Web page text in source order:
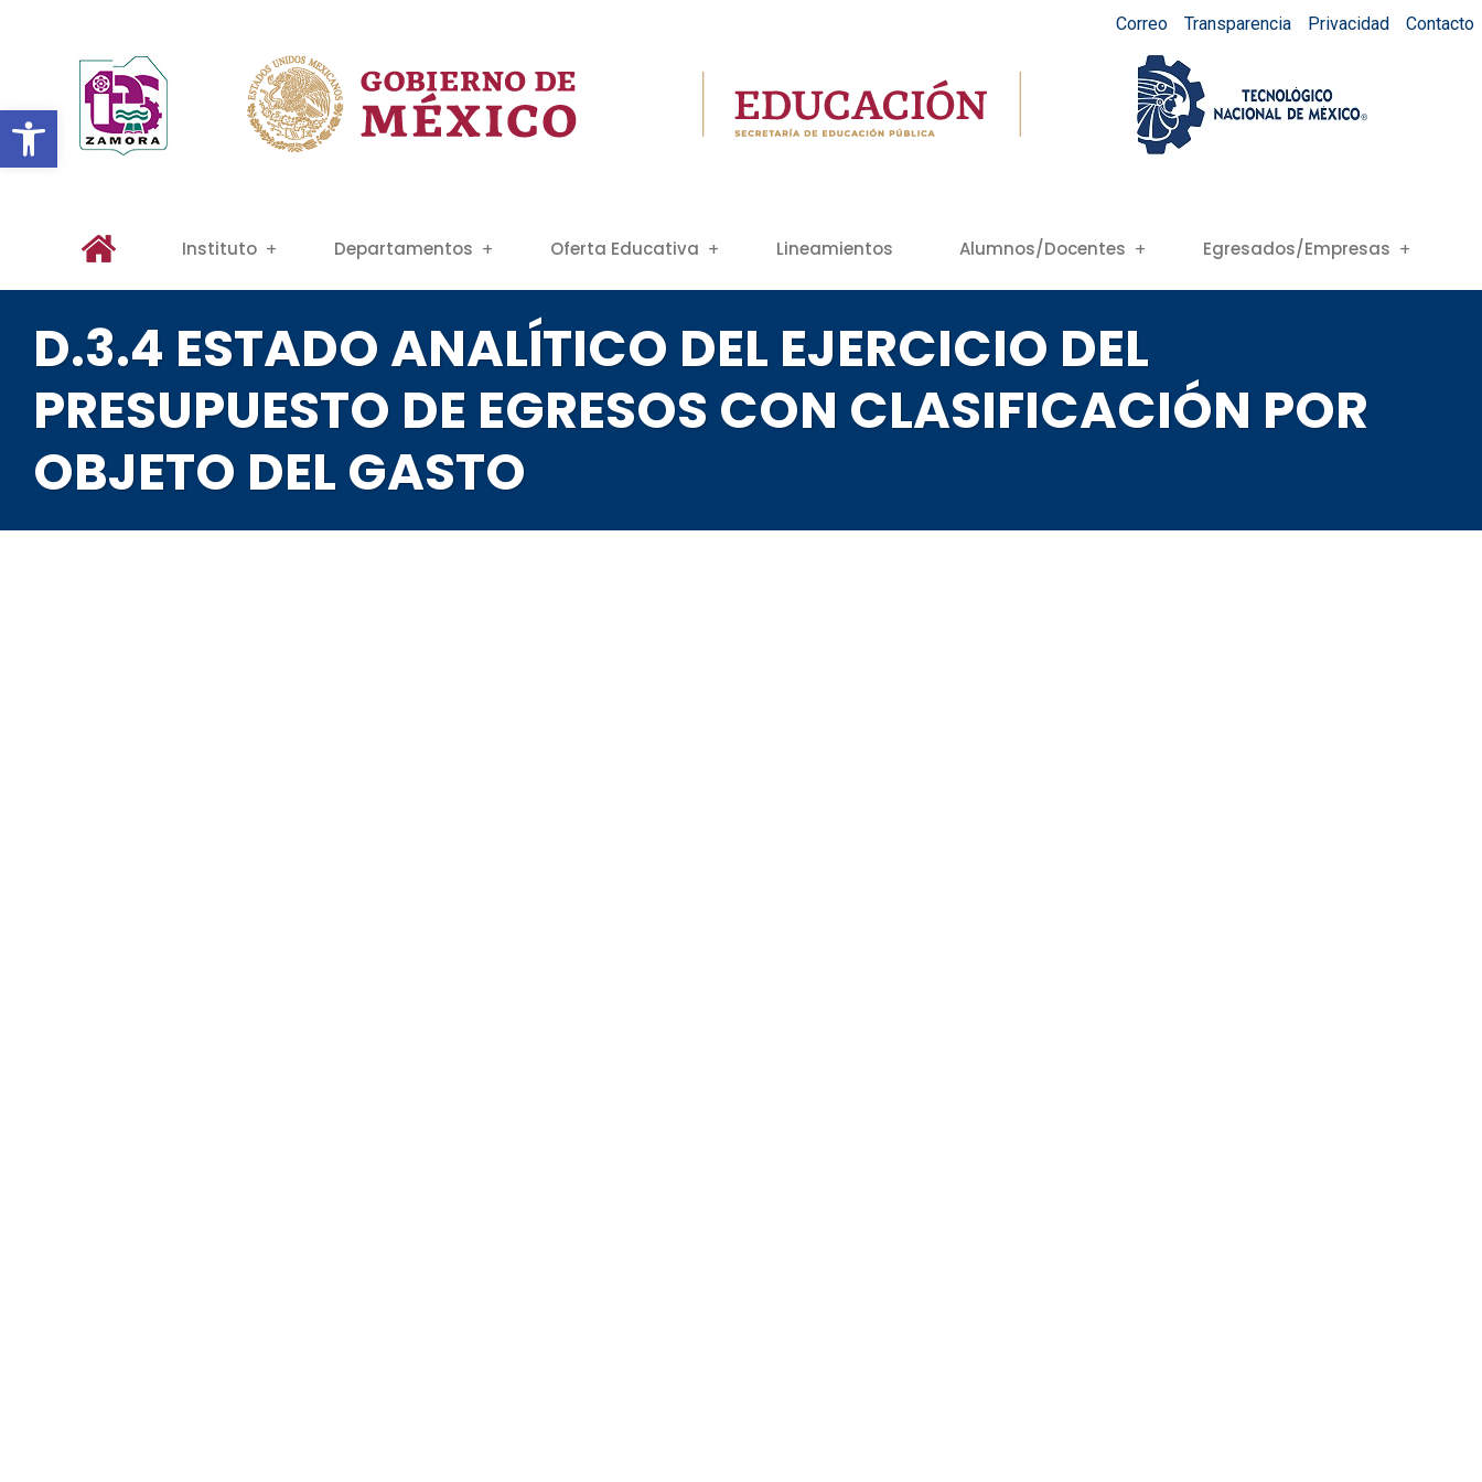
Abrir barra de herramientas
Correo Transparencia Privacidad Contacto
Instituto Departamentos Oferta Educativa Lineamientos Alumnos/Docentes Egresados/Empresas
D.3.4 ESTADO ANALÍTICO DEL EJERCICIO DEL
PRESUPUESTO DE EGRESOS CON CLASIFICACIÓN POR
OBJETO DEL GASTO